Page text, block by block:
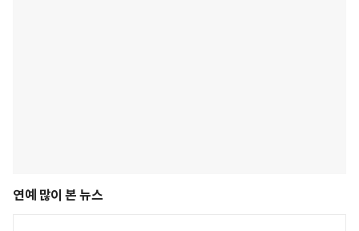
연예 많이 본 뉴스